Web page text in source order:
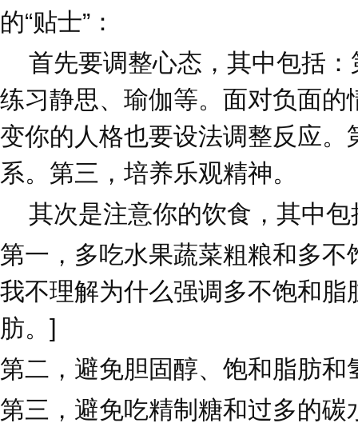
的“贴士”：
首先要调整心态，其中包括：
练习静思、瑜伽等。面对负面的
变你的人格也要设法调整反应。
系。第三，培养乐观精神。
其次是注意你的饮食，其中包
第一，多吃水果蔬菜粗粮和多不
我不理解为什么强调多不饱和脂
肪。]
第二，避免胆固醇、饱和脂肪和
第三，避免吃精制糖和过多的碳